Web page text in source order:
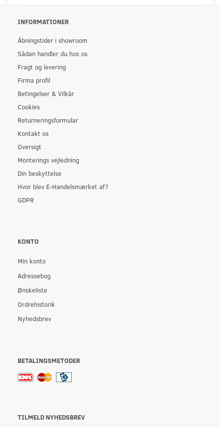
INFORMATIONER
Åbningstider i showroom
Sådan handler du hos os
Fragt og levering
Firma profil
Betingelser & Vilkår
Cookies
Returneringsformular
Kontakt os
Oversigt
Monterings vejledning
Din beskyttelse
Hvor blev E-Handelsmærket af?
GDPR
KONTO
Min konto
Adressebog
Ønskeliste
Ordrehistorik
Nyhedsbrev
BETALINGSMETODER
TILMELD NYHEDSBREV